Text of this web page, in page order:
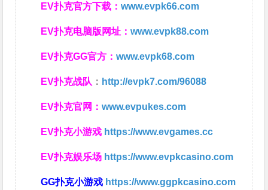
EV扑克官方下载：www.evpk66.com
EV扑克电脑版网址：www.evpk88.com
EV扑克GG官方：www.evpk68.com
EV扑克战队 ： http://evpk7.com/96088
EV扑克官网：www.evpukes.com
EV扑克小游戏 https://www.evgames.cc
EV扑克娱乐场 https://www.evpkcasino.com
GG扑克小游戏 https://www.ggpkcasino.com